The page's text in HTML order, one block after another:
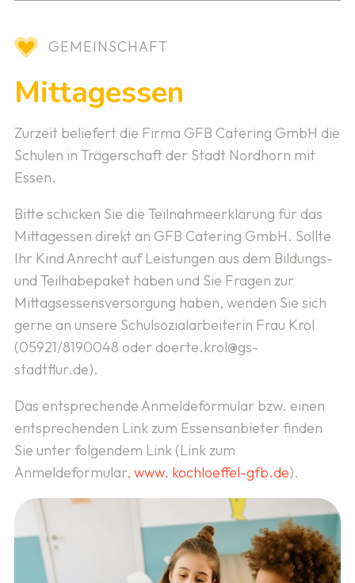
GEMEINSCHAFT
Mittagessen
Zurzeit beliefert die Firma GFB Catering GmbH die
Schulen in Trägerschaft der Stadt Nordhorn mit
Essen.
Bitte schicken Sie die Teilnahmeerklärung für das
Mittagessen direkt an GFB Catering GmbH. Sollte
Ihr Kind Anrecht auf Leistungen aus dem Bildungs-
und Teilhabepaket haben und Sie Fragen zur
Mittagsessensversorgung haben, wenden Sie sich
gerne an unsere Schulsozialarbeiterin Frau Krol
(05921/8190048 oder doerte.krol@gs-
stadtflur.de).
Das entsprechende Anmeldeformular bzw. einen
entsprechenden Link zum Essensanbieter finden
Sie unter folgendem Link (Link zum
Anmeldeformular, www. kochloeffel-gfb.de).